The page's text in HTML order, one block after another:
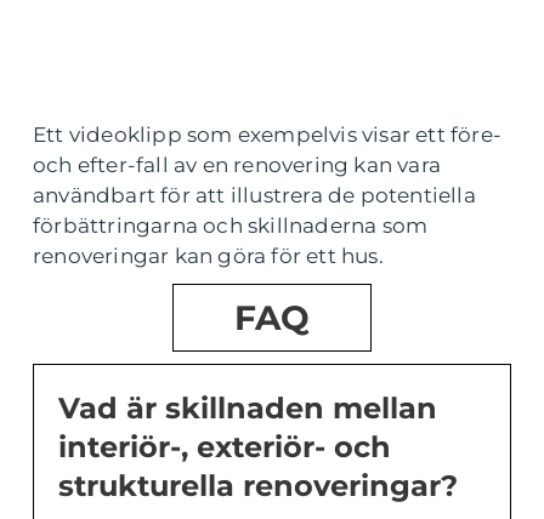
Ett videoklipp som exempelvis visar ett före-
och efter-fall av en renovering kan vara
användbart för att illustrera de potentiella
förbättringarna och skillnaderna som
renoveringar kan göra för ett hus.
FAQ
Vad är skillnaden mellan
interiör-, exteriör- och
strukturella renoveringar?